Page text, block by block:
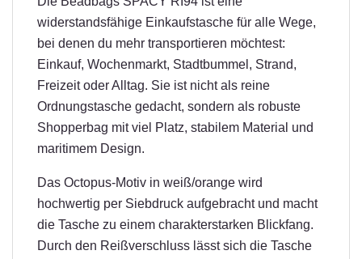
widerstandsfähige Einkaufstasche für alle Wege,
bei denen du mehr transportieren möchtest:
Einkauf, Wochenmarkt, Stadtbummel, Strand,
Freizeit oder Alltag. Sie ist nicht als reine
Ordnungstasche gedacht, sondern als robuste
Shopperbag mit viel Platz, stabilem Material und
maritimem Design.
Das Octopus-Motiv in weiß/orange wird
hochwertig per Siebdruck aufgebracht und macht
die Tasche zu einem charakterstarken Blickfang.
Durch den Reißverschluss lässt sich die Tasche